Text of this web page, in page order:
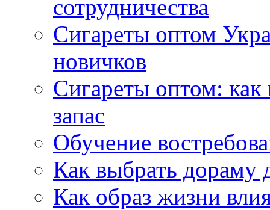
сотрудничества
Сигареты оптом
новичков
Сигареты оптом:
запас
Обучение
Как выбрать дораму
Как образ жизни